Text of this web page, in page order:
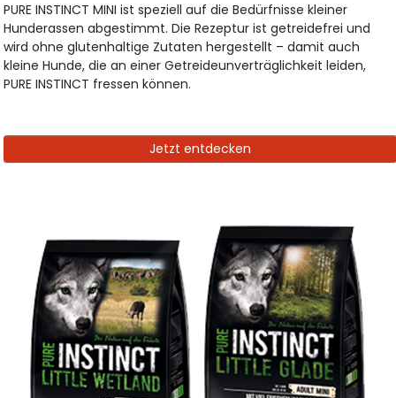
PURE INSTINCT MINI ist speziell auf die Bedürfnisse kleiner
Hunderassen abgestimmt. Die Rezeptur ist getreidefrei und
wird ohne glutenhaltige Zutaten hergestellt – damit auch
kleine Hunde, die an einer Getreideunverträglichkeit leiden,
PURE INSTINCT fressen können.
Jetzt entdecken